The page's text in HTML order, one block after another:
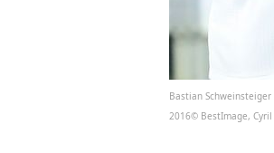
Bastian
2016© BestImage,